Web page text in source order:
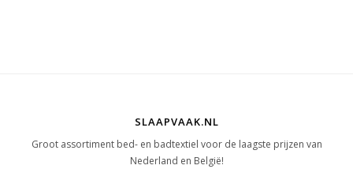
SLAAPVAAK.NL
Groot assortiment bed- en badtextiel voor de laagste prijzen van
Nederland en België!